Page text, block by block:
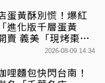
蛋黃酥別慌！爆紅
進化版千層蛋黃
賣 義美「現烤棗泥
2026-08-09 14:34
哩麵包快閃台南！